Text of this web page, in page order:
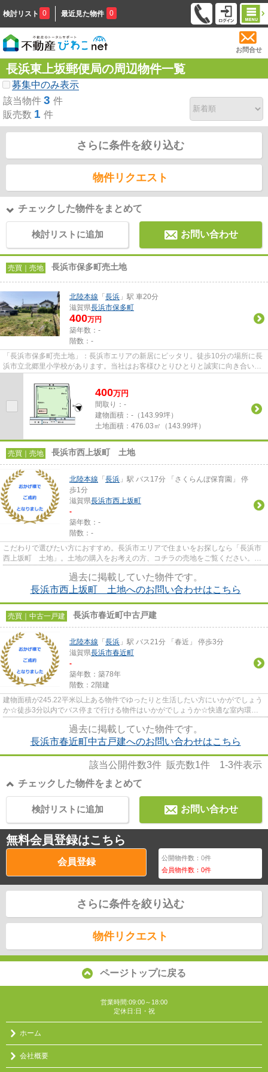
検討リスト 0 最近見た物件 0
お問合せ
長浜東上坂郵便局の周辺物件一覧
募集中のみ表示
該当物件 3 件
販売数 1 件
さらに条件を絞り込む
物件リクエスト
チェックした物件をまとめて
検討リストに追加 お問い合わせ
売買｜売地 長浜市保多町売土地
北陸本線 「 長浜 」駅 車20分
滋賀県長浜市保多町
400万円
築年数：-
階数：-
「長浜市保多町売土地」：長浜市エリアの新居にピッタリ。徒歩10分の場所に長
浜市立北郷里小学校があります。当社はお客様ひとりひとりと誠実に向き合い、
400万円
間取り：-
建物面積： -（143.99坪）
土地面積： 476.03㎡（143.99坪）
売買｜売地 長浜市西上坂町 土地
北陸本線 「 長浜 」駅 バス17分 「さくらんぼ保育園」 停
歩1分
滋賀県長浜市西上坂町
-
築年数：-
階数：-
こだわりで選びたい方におすすめ。長浜市エリアで住まいをお探しなら「長浜市
西上坂町 土地」。土地の購入をお考えの方、コチラの売地をご覧ください。自
過去に掲載していた物件です。
長浜市西上坂町 土地へのお問い合わせはこちら
売買｜中古一戸建 長浜市春近町中古戸建
北陸本線 「 長浜 」駅 バス21分 「春近」 停歩3分
滋賀県長浜市春近町
-
築年数：築78年
階数：2階建
建物面積が245.22平米以上ある物件でゆったりと生活したい方にいかがでしょう
か☆徒歩3分以内でバス停まで行ける物件はいかがでしょうか☆快適な室内環境
過去に掲載していた物件です。
長浜市春近町中古戸建へのお問い合わせはこちら
該当公開件数3件 販売数1件 1-3件表示
チェックした物件をまとめて
お問い合わせ
検討リストに追加
無料会員登録はこちら
会員登録 公開物件数：0件
会員物件数：0件
さらに条件を絞り込む
物件リクエスト
ページトップに戻る
営業時間:09:00～18:00
定休日:日・祝
ホーム
会社概要